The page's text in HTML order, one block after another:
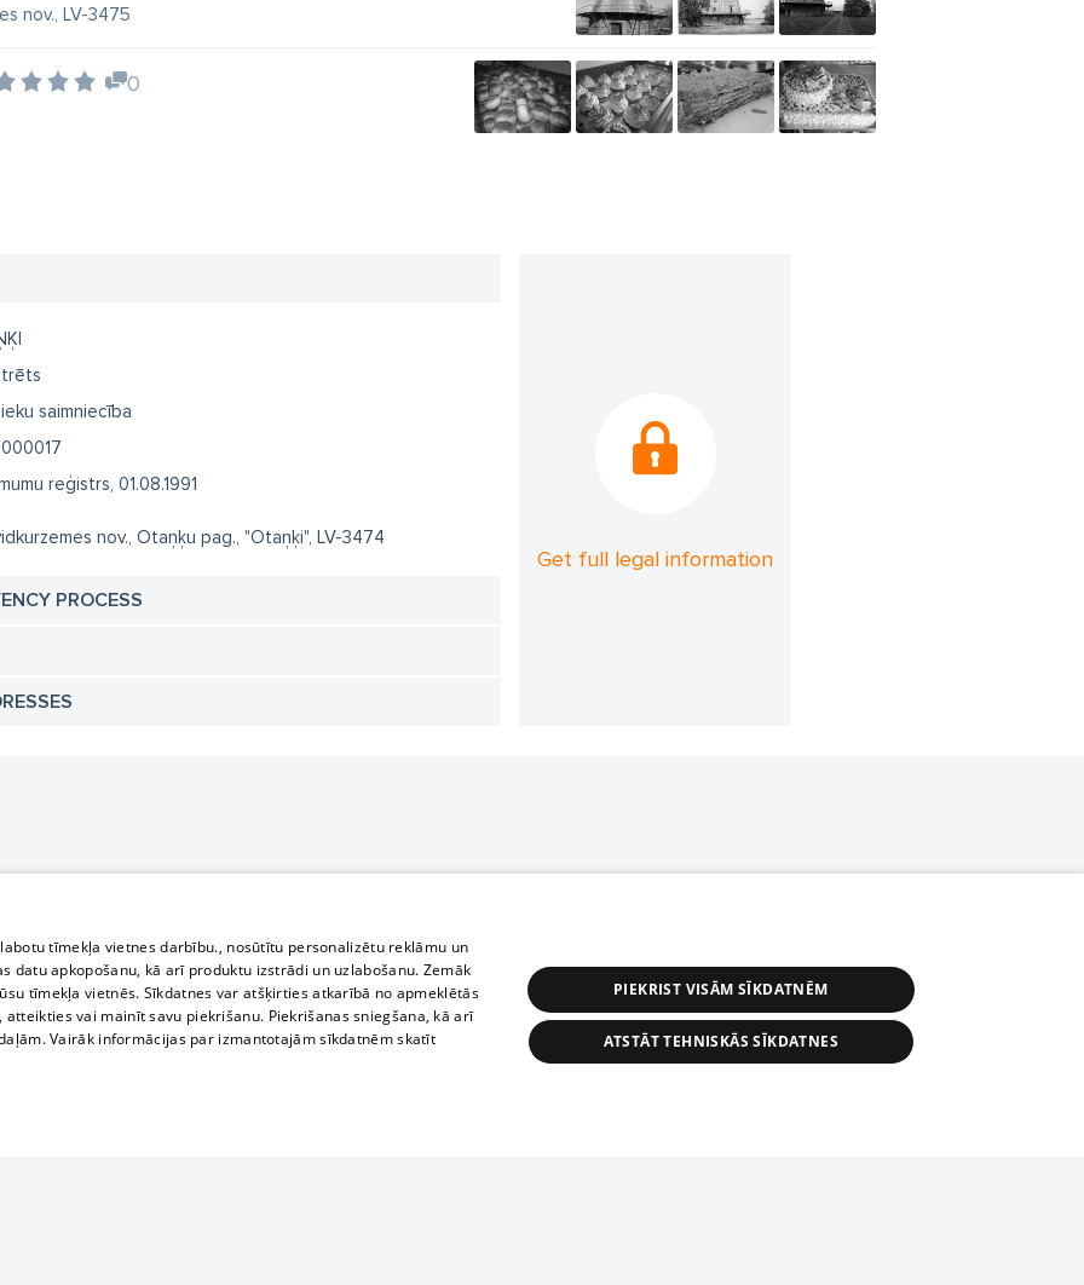
nov., LV-3475
0
saimniecība
reģistrs, 01.08.1991
nov., Otaņķu pag., "Otaņķi", LV-3474
PROCESS
Get full legal information
tīmekļa vietnes darbību., nosūtītu personalizētu reklāmu un
apkopošanu, kā arī produktu izstrādi un uzlabošanu. Zemāk
tīmekļa vietnēs. Sīkdatnes var atšķirties atkarībā no apmeklētās
vai mainīt savu piekrišanu. Piekrišanas sniegšana, kā arī
Vairāk informācijas par izmantotajām sīkdatnēm skatīt
PIEKRIST VISĀM SĪKDATNĒM
ATSTĀT TEHNISKĀS SĪKDATNES